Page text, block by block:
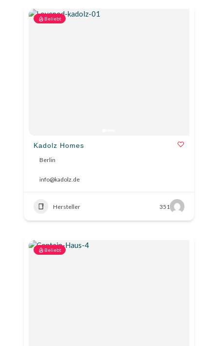
Beliebt
Kadolz Homes
Berlin
info@kadolz.de
Hersteller 351
Beliebt